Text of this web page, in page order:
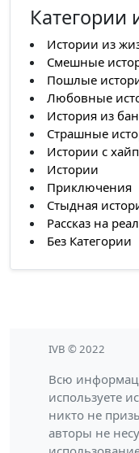
Категории
Истории из
Смешные
Пошлые
Любовные
История из
Страшные
Истории с
Истории
Приключения
Стыдная
Рассказ на
Без Категории
IVB © 2022
Всю
используете
никто не
авторы не